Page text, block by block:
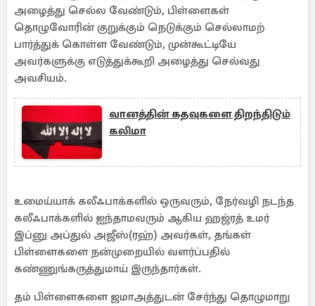
அழைத்து செல்ல வேண்டும், பிள்ளைகள்
தொழுவோரின் குறுக்கும் நெடுக்கும் செல்லாமற்
பார்த்துக் கொள்ள வேண்டும், முன்கூட்டியே
அவர்களுக்கு எடுத்துக்கூறி அழைத்து செல்வது
அவசியம்.
வானத்தின் கதவுகளை திறந்திடும்
கலிமா
உமைய்யாக் கலீஃபாக்களில் ஒருவரும், நேர்வழி நடந்த
கலீஃபாக்களில் ஐந்தாமவரும் ஆகிய ஹஜ்ரத் உமர்
இப்னு அப்துல் அஜீஸ்(ரஹ்) அவர்கள், தங்கள்
பிள்ளைகளை நன்முறையில் வளர்ப்பதில்
கண்ணுங்கருத்துமாய் இருந்தார்கள்.
தம் பிள்ளைகளை ஜமாஅத்துடன் சேர்ந்து தொழுமாறு